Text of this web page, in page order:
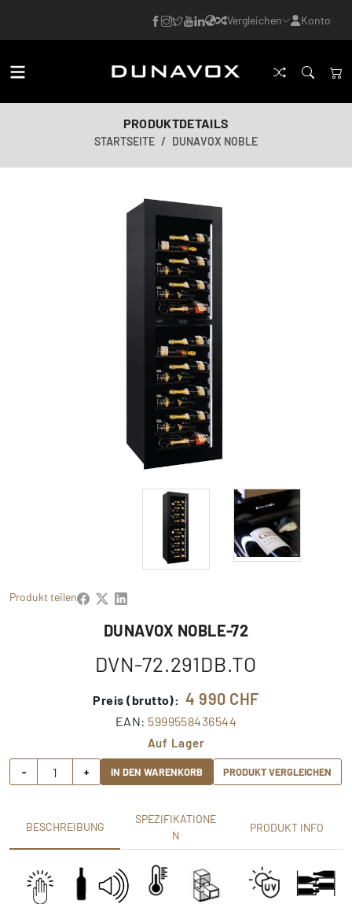
Vergleichen Konto
PRODUKTDETAILS
STARTSEITE DUNAVOX NOBLE
Produkt teilen
DUNAVOX NOBLE-72
DVN-72.291DB.TO
Preis (brutto): 4 990 CHF
EAN: 5999558436544
Auf Lager
- + IN DEN WARENKORB PRODUKT VERGLEICHEN
BESCHREIBUNG
SPEZIFIKATIONE
N
PRODUKT INFO